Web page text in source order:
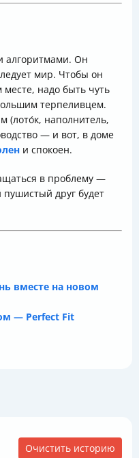
алгоритмами. Он
мир. Чтобы он
месте, надо быть чуть
терпеливцем.
(лото́к, наполнитель,
— и вот, в доме
и спокоен.
в проблему —
друг будет
вместе на новом
— Perfect Fit
Очистить историю